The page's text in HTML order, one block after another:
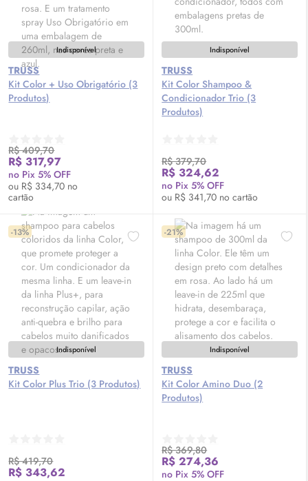
Indisponível
TRUSS
Kit Color + Uso Obrigatório (3
Produtos)
R$ 409,70
R$ 317,97
no Pix 5% OFF
ou R$ 334,70 no
cartão
Indisponível
TRUSS
Kit Color Shampoo &
Condicionador Trio (3
Produtos)
R$ 379,70
R$ 324,62
no Pix 5% OFF
ou R$ 341,70 no cartão
-13%
Indisponível
TRUSS
Kit Color Plus Trio (3 Produtos)
R$ 419,70
R$ 343,62
-21%
Indisponível
TRUSS
Kit Color Amino Duo (2
Produtos)
R$ 369,80
R$ 274,36
no Pix 5% OFF